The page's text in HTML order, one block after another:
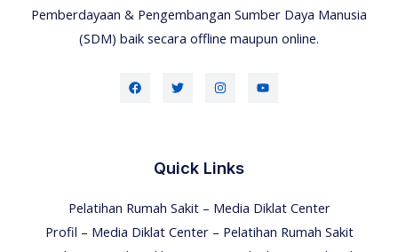
Pemberdayaan & Pengembangan Sumber Daya Manusia
(SDM) baik secara offline maupun online.
Quick Links
Pelatihan Rumah Sakit – Media Diklat Center
Profil – Media Diklat Center – Pelatihan Rumah Sakit